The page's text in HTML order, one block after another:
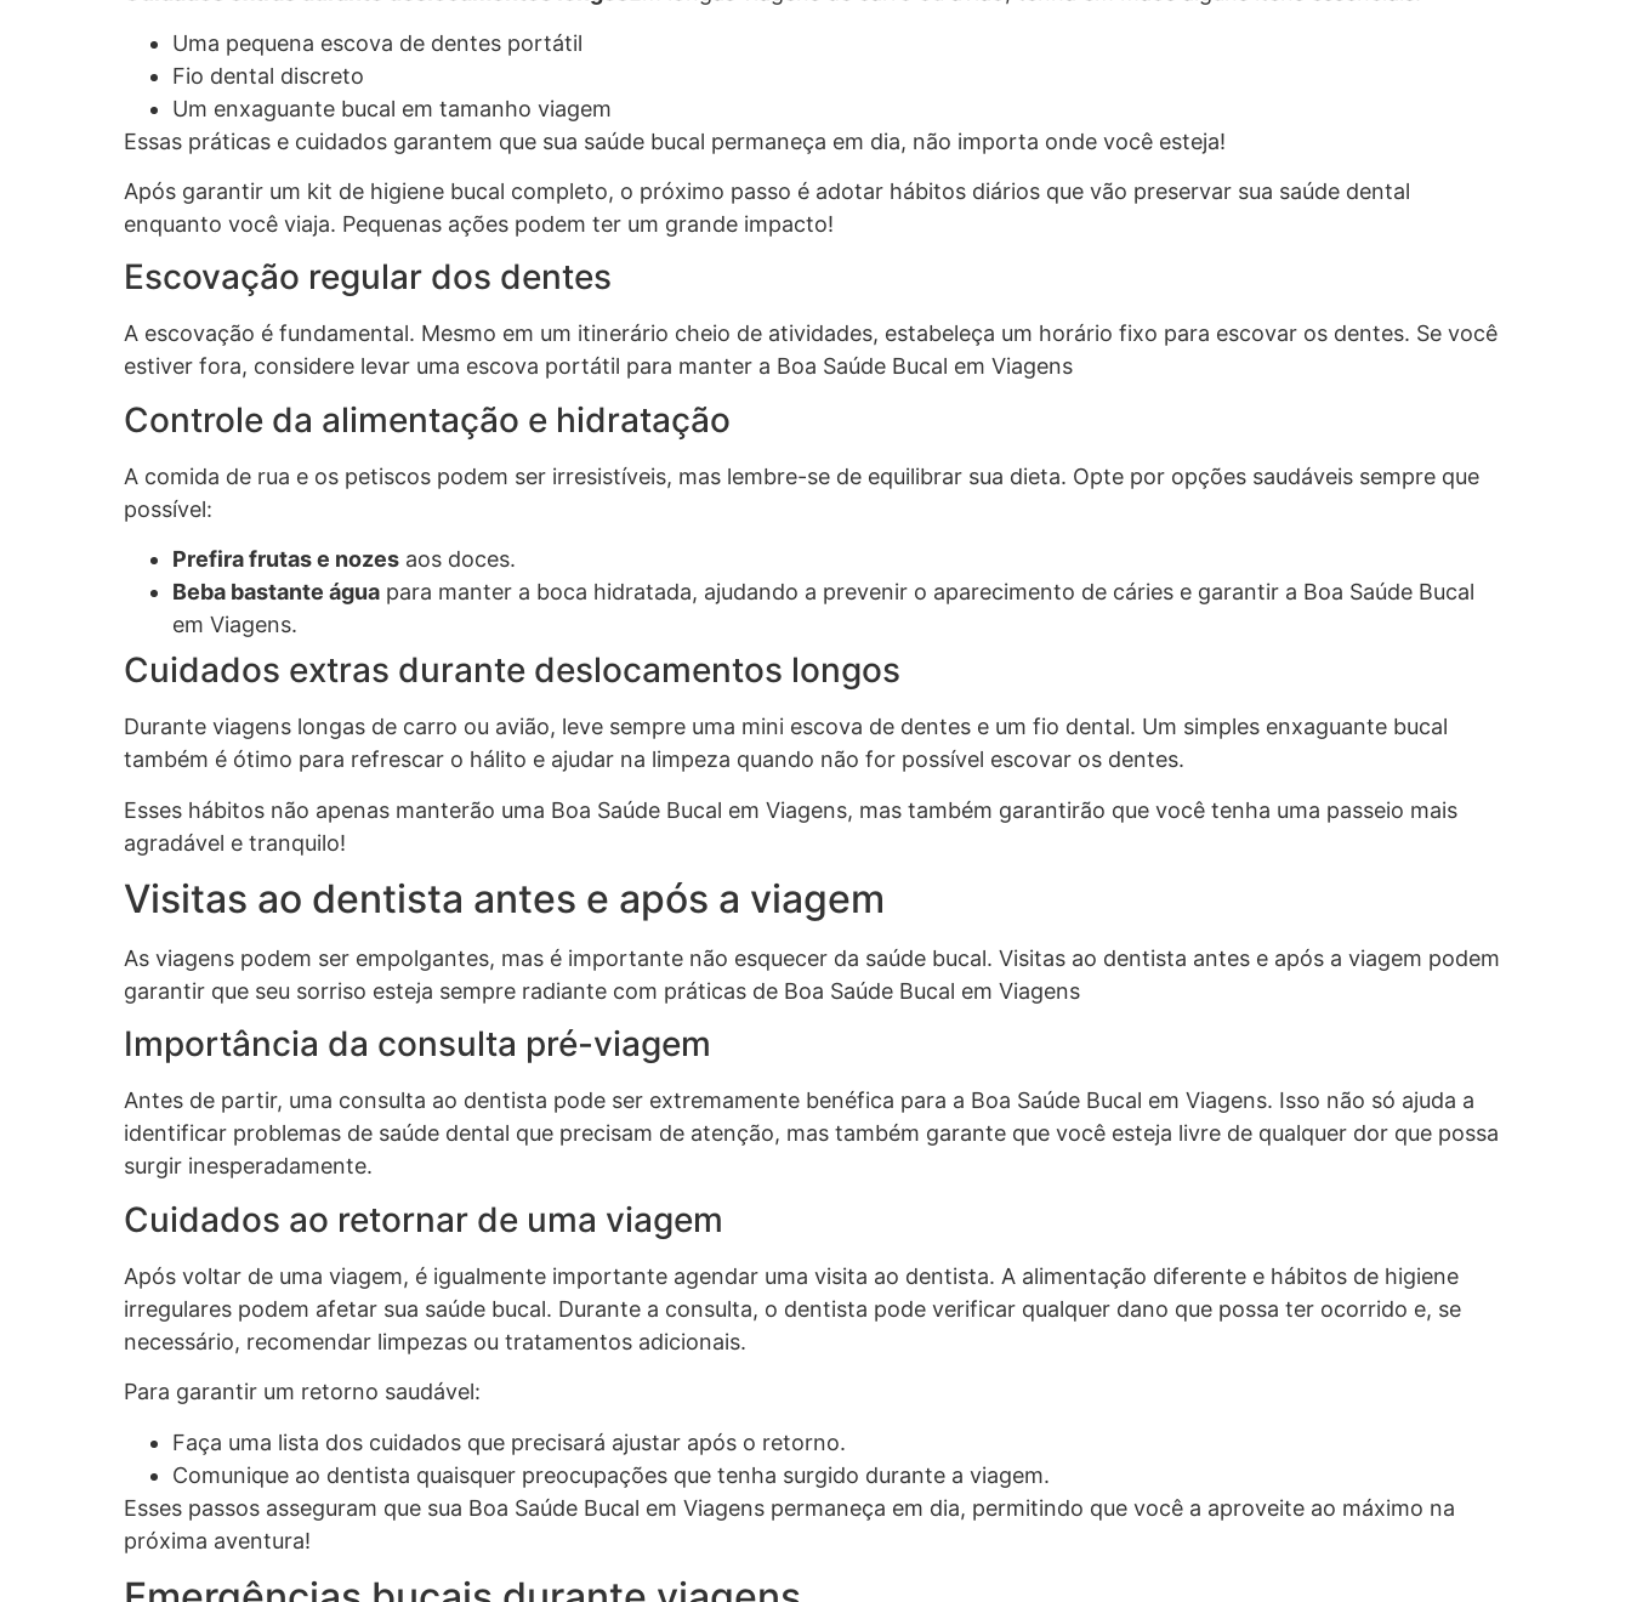
Uma pequena escova de dentes portátil
Fio dental discreto
Um enxaguante bucal em tamanho viagem
Essas práticas e cuidados garantem que sua saúde bucal permaneça em dia, não importa onde você esteja!
Após garantir um kit de higiene bucal completo, o próximo passo é adotar hábitos diários que vão preservar sua saúde dental
enquanto você viaja. Pequenas ações podem ter um grande impacto!
Escovação regular dos dentes
A escovação é fundamental. Mesmo em um itinerário cheio de atividades, estabeleça um horário fixo para escovar os dentes. Se você
estiver fora, considere levar uma escova portátil para manter a Boa Saúde Bucal em Viagens
Controle da alimentação e hidratação
A comida de rua e os petiscos podem ser irresistíveis, mas lembre-se de equilibrar sua dieta. Opte por opções saudáveis sempre que
possível:
Prefira frutas e nozes aos doces.
Beba bastante água para manter a boca hidratada, ajudando a prevenir o aparecimento de cáries e garantir a Boa Saúde Bucal
em Viagens.
Cuidados extras durante deslocamentos longos
Durante viagens longas de carro ou avião, leve sempre uma mini escova de dentes e um fio dental. Um simples enxaguante bucal
também é ótimo para refrescar o hálito e ajudar na limpeza quando não for possível escovar os dentes.
Esses hábitos não apenas manterão uma Boa Saúde Bucal em Viagens, mas também garantirão que você tenha uma passeio mais
agradável e tranquilo!
Visitas ao dentista antes e após a viagem
As viagens podem ser empolgantes, mas é importante não esquecer da saúde bucal. Visitas ao dentista antes e após a viagem podem
garantir que seu sorriso esteja sempre radiante com práticas de Boa Saúde Bucal em Viagens
Importância da consulta pré-viagem
Antes de partir, uma consulta ao dentista pode ser extremamente benéfica para a Boa Saúde Bucal em Viagens. Isso não só ajuda a
identificar problemas de saúde dental que precisam de atenção, mas também garante que você esteja livre de qualquer dor que possa
surgir inesperadamente.
Cuidados ao retornar de uma viagem
Após voltar de uma viagem, é igualmente importante agendar uma visita ao dentista. A alimentação diferente e hábitos de higiene
irregulares podem afetar sua saúde bucal. Durante a consulta, o dentista pode verificar qualquer dano que possa ter ocorrido e, se
necessário, recomendar limpezas ou tratamentos adicionais.
Para garantir um retorno saudável:
Faça uma lista dos cuidados que precisará ajustar após o retorno.
Comunique ao dentista quaisquer preocupações que tenha surgido durante a viagem.
Esses passos asseguram que sua Boa Saúde Bucal em Viagens permaneça em dia, permitindo que você a aproveite ao máximo na
próxima aventura!